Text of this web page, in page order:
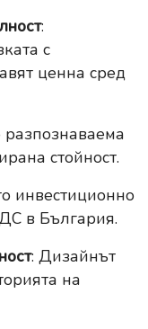
:
с
ценна сред
стойност.
инвестиционно
в България.
: Дизайнът
на